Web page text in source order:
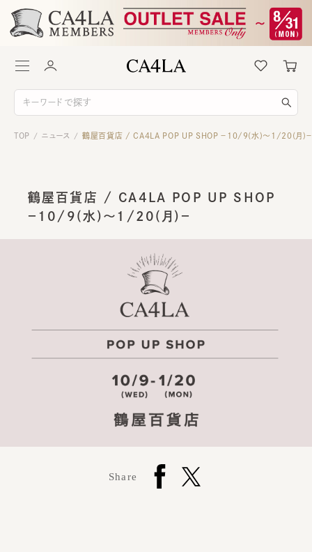
TOP / ニュース / 鶴屋百貨店 / CA4LA POP UP SHOP －10/9(水)～1/20(月)－
鶴屋百貨店 / CA4LA POP UP SHOP
－10/9(水)～1/20(月)－
Share